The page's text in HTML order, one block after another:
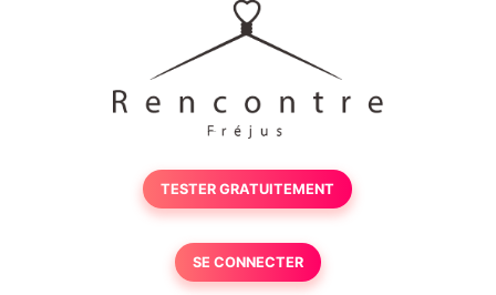
TESTER GRATUITEMENT
SE CONNECTER